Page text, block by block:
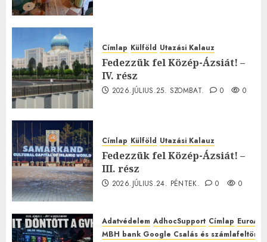
Címlap Külföld Utazási Kalauz
Fedezzük fel Közép-Ázsiát! –
IV. rész
2026.JÚLIUS.25. SZOMBAT. 0 0
Címlap Külföld Utazási Kalauz
Fedezzük fel Közép-Ázsiát! –
III. rész
2026.JÚLIUS.24. PÉNTEK. 0 0
Adatvédelem AdhocSupport Címlap
MBH bank Google Csalás és